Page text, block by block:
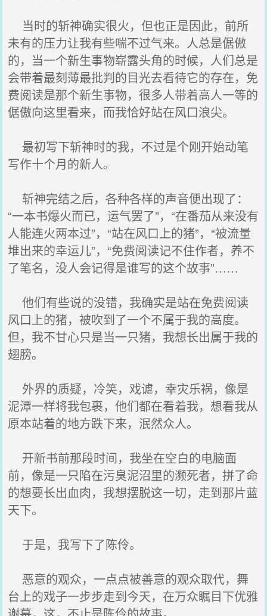
当时的斩神确实很火，但也正是因此，前所
未有的压力让我有些喘不过气来。人总是倨傲
的，当一个新生事物崭露头角的时候，人们总是
会带着最刻薄最批判的目光去看待它的存在，免
费阅读是那个新生事物，很多人带着高人一等的
倨傲向这里看来，而我恰好站在风口浪尖。
最初写下斩神时的我，不过是个刚开始动笔
写作十个月的新人。
斩神完结之后，各种各样的声音便出现了：
“一本书爆火而已，运气罢了”，“在番茄从来没有
人能连火两本过”，“站在风口上的猪”，“被流量
堆出来的幸运儿”，“免费阅读记不住作者，养不
了笔名，没人会记得是谁写的这个故事”……
他们有些说的没错，我确实是站在免费阅读
风口上的猪，被吹到了一个不属于我的高度。
但，我不甘心只是当一只猪，我想长出属于我的
翅膀。
外界的质疑，冷笑，戏谑，幸灾乐祸，像是
泥潭一样将我包裹，他们都在看着我，想看我从
原本站着的地方跌下来，泯然众人。
开新书前那段时间，我坐在空白的电脑面
前，像是一只陷在污臭泥沼里的濒死者，拼了命
的想要长出血肉，我想摆脱这一切，走到那片蓝
天下。
于是，我写下了陈伶。
恶意的观众，一点点被善意的观众取代，舞
台上的戏子一步步走到今天，在万众瞩目下优雅